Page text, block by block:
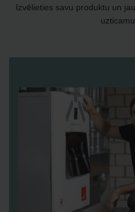
Izvēlieties savu produktu un